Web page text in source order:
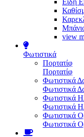
Είδη
view
Φωτιστικά
Πορτατίφ
Πορτατίφ
Φωτιστικά
Φωτιστικά
Φωτιστικά
Φωτιστικά
Φωτιστικά
Φωτιστικά